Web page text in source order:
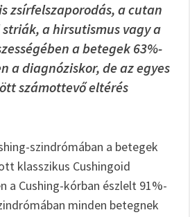
zsírfelszaporodás, a cutan
a hirsutismus vagy a
a betegek 63%-
a diagnóziskor, de az egyes
számottevő eltérés
szindrómában a betegek
klasszikus Cushingoid
a Cushing-kórban észlelt 91%-
minden betegnek